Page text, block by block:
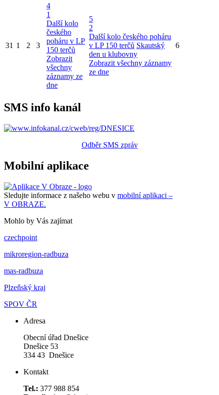
31 1 2 3
4
1
Další kolo
českého
poháru v LP
150 terčů
Zobrazit
všechny
záznamy ze
dne
5
2
Další kolo českého poháru
v LP 150 terčů Skautský
den u klubovny
Zobrazit všechny záznamy
ze dne
6
SMS info kanál
Odběr SMS zpráv
Mobilní aplikace
Sledujte informace z našeho webu v mobilní aplikaci –
V OBRAZE.
Mohlo by Vás zajímat
czechpoint
mikroregion-radbuza
mas-radbuza
Plzeňský kraj
SPOV ČR
Adresa
Obecní úřad Dnešice
Dnešice 53
334 43 Dnešice
Kontakt
Tel.: 377 988 854